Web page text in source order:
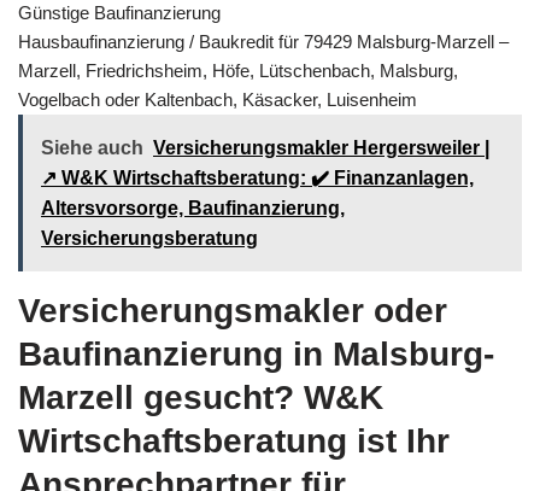
Günstige Baufinanzierung
Hausbaufinanzierung / Baukredit für 79429 Malsburg-Marzell –
Marzell, Friedrichsheim, Höfe, Lütschenbach, Malsburg,
Vogelbach oder Kaltenbach, Käsacker, Luisenheim
Siehe auch Versicherungsmakler Hergersweiler |
↗️ W&K Wirtschaftsberatung: ✔️ Finanzanlagen,
Altersvorsorge, Baufinanzierung,
Versicherungsberatung
Versicherungsmakler oder
Baufinanzierung in Malsburg-
Marzell gesucht? W&K
Wirtschaftsberatung ist Ihr